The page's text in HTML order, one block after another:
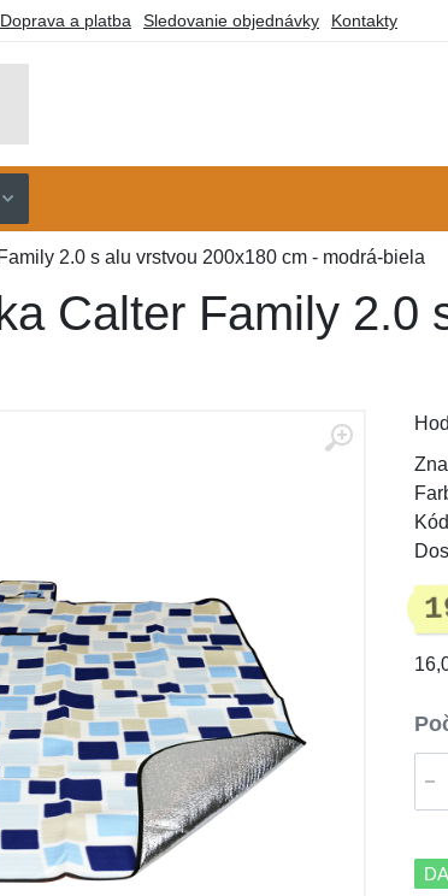
Doprava a platba Sledovanie objednávky Kontakty
2.0 s alu vrstvou 200x180 cm - modrá-biela
Calter Family 2.0